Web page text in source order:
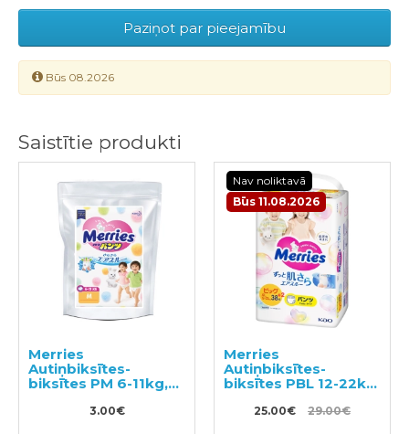
Paziņot par pieejamību
Būs 08.2026
Saistītie produkti
Merries
Autiņbiksītes-
biksītes PM 6-11kg,
3.00€
Nav noliktavā
Būs 11.08.2026
Merries
Autiņbiksītes-
biksītes PBL 12-22kg
25.00€ 29.00€